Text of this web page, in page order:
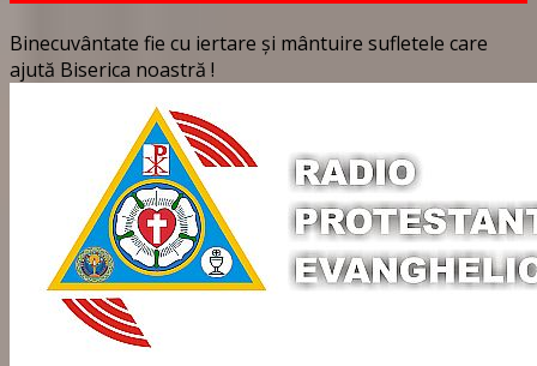
Binecuvântate fie cu iertare și mântuire sufletele care
ajută Biserica noastră !